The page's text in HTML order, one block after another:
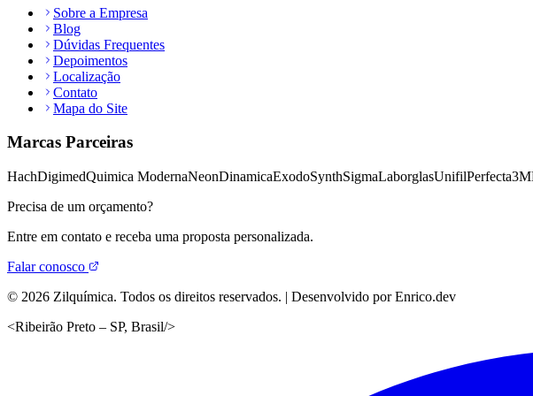
Sobre a Empresa
Blog
Dúvidas Frequentes
Depoimentos
Localização
Contato
Mapa do Site
Marcas Parceiras
HachDigimedQuimica ModernaNeonDinamicaExodoSynthSigmaLaborglasUnifilPerfecta3M
Precisa de um orçamento?
Entre em contato e receba uma proposta personalizada.
Falar conosco
© 2026 Zilquímica. Todos os direitos reservados. | Desenvolvido por Enrico.dev
<Ribeirão Preto – SP, Brasil/>